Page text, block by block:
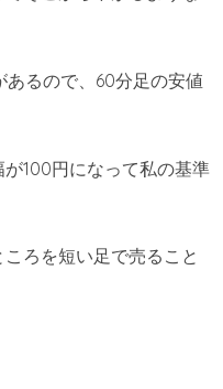
るので、60分足の安値
100円になって私の基準
ろを短い足で売ること